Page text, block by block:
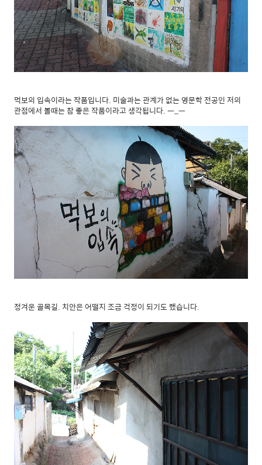
먹보의 입속이라는 작품입니다. 미술과는 관계가 없는 영문학 전공인 저의
관점에서 볼때는 참 좋은 작품이라고 생각됩니다. ㅡ_ㅡ
정겨운 골목길. 치안은 어떨지 조금 걱정이 되기도 했습니다.